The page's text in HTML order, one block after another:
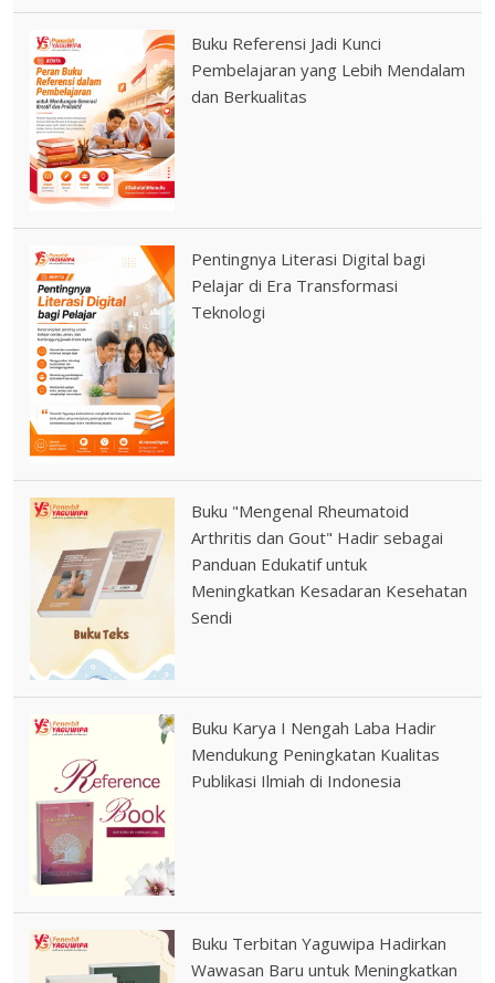
Buku Referensi Jadi Kunci
Pembelajaran yang Lebih Mendalam
dan Berkualitas
Pentingnya Literasi Digital bagi
Pelajar di Era Transformasi
Teknologi
Buku "Mengenal Rheumatoid
Arthritis dan Gout" Hadir sebagai
Panduan Edukatif untuk
Meningkatkan Kesadaran Kesehatan
Sendi
Buku Karya I Nengah Laba Hadir
Mendukung Peningkatan Kualitas
Publikasi Ilmiah di Indonesia
Buku Terbitan Yaguwipa Hadirkan
Wawasan Baru untuk Meningkatkan